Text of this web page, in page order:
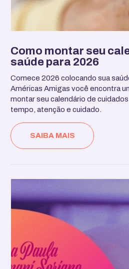
Como montar seu
saúde para 2026
Comece 2026 colocando sua
Américas Amigas você encontra
montar seu calendário de
tempo, atenção e cuidado.
SAIBA MAIS